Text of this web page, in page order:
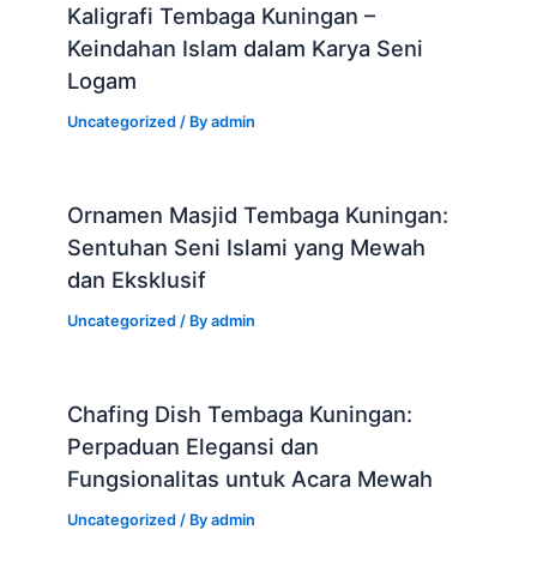
Kaligrafi Tembaga Kuningan –
Keindahan Islam dalam Karya Seni
Logam
Uncategorized / Byadmin
Ornamen Masjid Tembaga Kuningan:
Sentuhan Seni Islami yang Mewah
dan Eksklusif
Uncategorized / Byadmin
Chafing Dish Tembaga Kuningan:
Perpaduan Elegansi dan
Fungsionalitas untuk Acara Mewah
Uncategorized / Byadmin